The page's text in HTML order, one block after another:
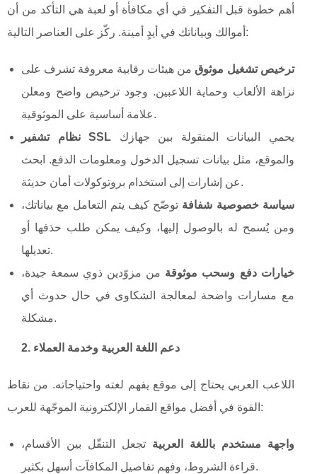
أهم خطوة قبل التفكير في أي مكافأة أو لعبة هي التأكد من أن
أموالك وبياناتك في أيدٍ أمينة. ركّز على العناصر التالية:
ترخيص تشغيل موثوق من هيئات رقابية معروفة تشرف على
نزاهة الألعاب وحماية اللاعبين. وجود ترخيص واضح ومعلن
علامة أساسية على الموثوقية.
نظام تشفير SSL
والموقع، مثل بيانات تسجيل الدخول ومعلومات الدفع. ابحث
عن إشارات إلى استخدام بروتوكولات أمان حديثة.
سياسة خصوصية شفافة توضّح كيف يتم التعامل مع بياناتك،
ومن يُسمح له بالوصول إليها، وكيف يمكن طلب حذفها أو
تعديلها.
خيارات دفع وسحب موثوقة من مزوّدين ذوي سمعة جيدة،
مع مسارات واضحة لمعالجة الشكاوى في حال حدوث أي
مشكلة.
2. دعم اللغة العربية وخدمة العملاء
اللاعب العربي يحتاج إلى موقع يفهم لغته واحتياجاته. من نقاط
القوة في أفضل مواقع القمار الإلكترونية الموجّهة للعرب:
واجهة مستخدم باللغة العربية تجعل التنقّل بين الأقسام،
قراءة الشروط، وفهم تفاصيل المكافآت أسهل بكثير.